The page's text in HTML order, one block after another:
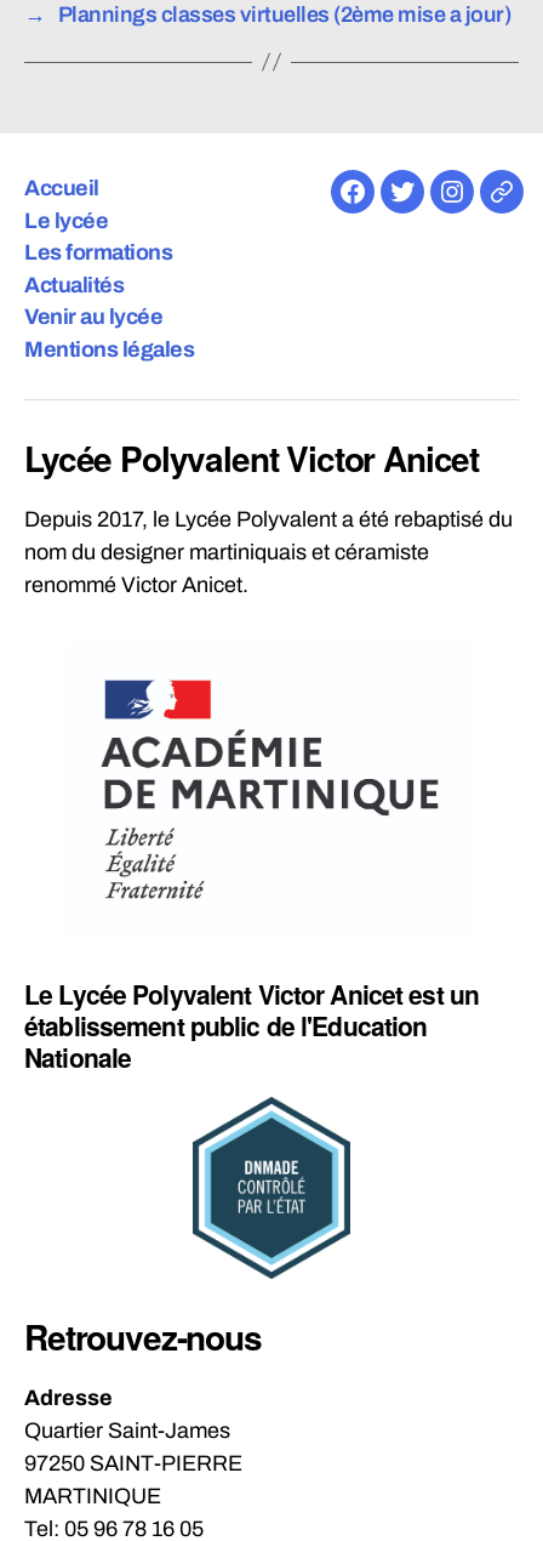
→
Plannings classes virtuelles (2ème mise a jour)
Accueil
Le lycée
Les formations
Actualités
Venir au lycée
Mentions légales
Facebook
Twitter
E-
Lycée Polyvalent Victor Anicet
Depuis 2017, le Lycée Polyvalent a été rebaptisé du
nom du designer martiniquais et céramiste
renommé Victor Anicet.
Le Lycée Polyvalent Victor Anicet est un
établissement public de l'Education
Nationale
Retrouvez-nous
Adresse
Quartier Saint-James
97250 SAINT-PIERRE
MARTINIQUE
Tel: 05 96 78 16 05